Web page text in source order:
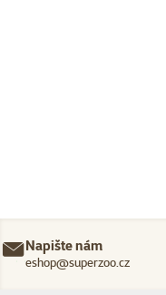
Napište nám
eshop@superzoo.cz